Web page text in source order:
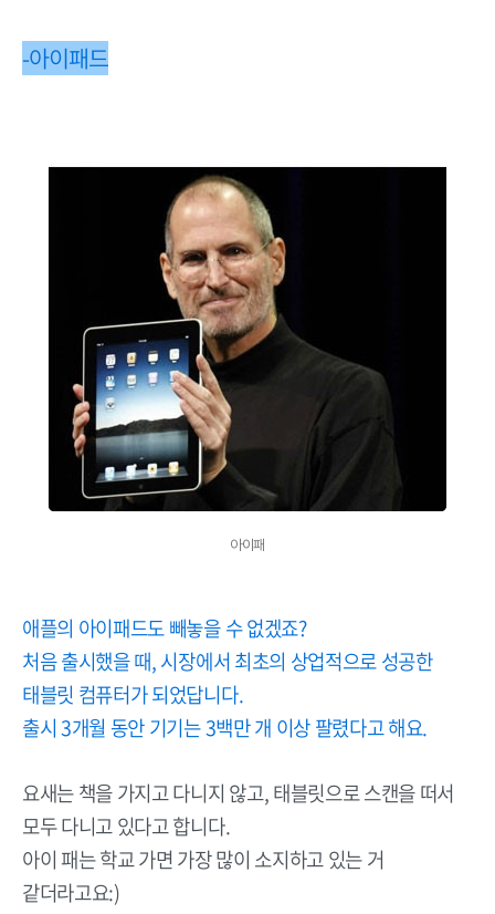
-아이패드
아이패
애플의 아이패드도 빼놓을 수 없겠죠?
처음 출시했을 때, 시장에서 최초의 상업적으로 성공한
태블릿 컴퓨터가 되었답니다.
출시 3개월 동안 기기는 3백만 개 이상 팔렸다고 해요.
요새는 책을 가지고 다니지 않고, 태블릿으로 스캔을 떠서
모두 다니고 있다고 합니다.
아이 패는 학교 가면 가장 많이 소지하고 있는 거
같더라고요:)